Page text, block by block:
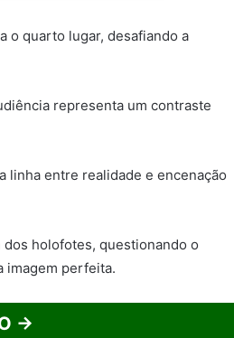
o quarto lugar, desafiando a
representa um contraste
linha entre realidade e encenação
dos holofotes, questionando o
imagem perfeita.
→